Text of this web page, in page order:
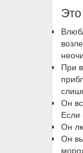
При
Он
Если
Он
Он